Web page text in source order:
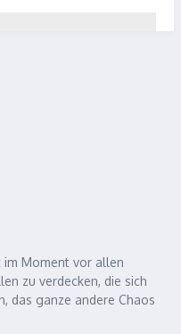
im Moment vor allen
zu verdecken, die sich
das ganze andere Chaos